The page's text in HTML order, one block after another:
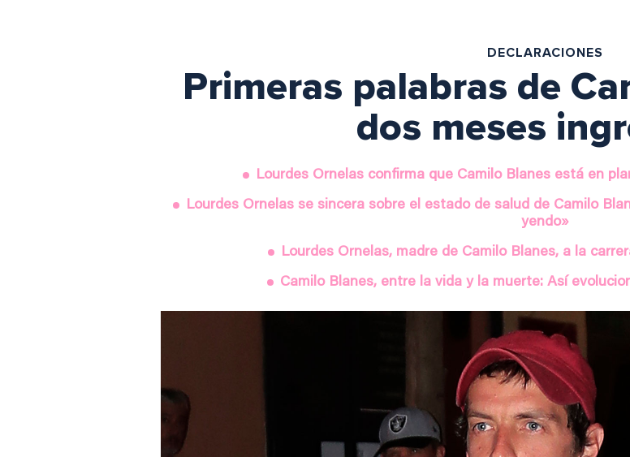
DECLARACIONES
Primeras palabras de
dos meses
Lourdes Ornelas confirma que Camilo Blanes está en
Lourdes Ornelas se sincera sobre el estado de salud de Camilo
yendo»
Lourdes Ornelas, madre de Camilo Blanes, a la
Camilo Blanes, entre la vida y la muerte: Así